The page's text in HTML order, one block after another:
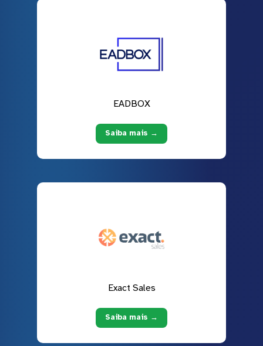
EADBOX
Saiba mais →
Exact Sales
Saiba mais →